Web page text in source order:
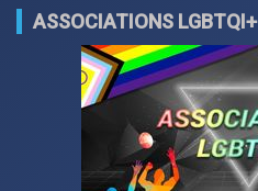
ASSOCIATIONS LGBTQI+